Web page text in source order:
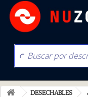
DESECHABLES